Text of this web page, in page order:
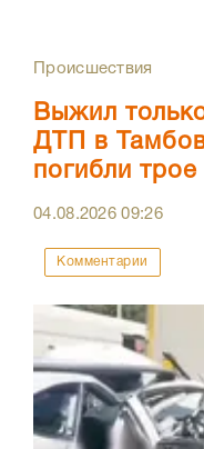
Происшествия
Выжил
ДТП в
погибли
04.08.202609:26
Комментарии